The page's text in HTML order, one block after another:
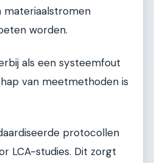
materiaalstromen
worden.
als een systeemfout
van meetmethoden is
protocollen
LCA-studies. Dit zorgt